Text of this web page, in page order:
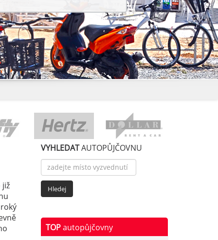
VYHLEDATAUTOPŮJČOVNU
TOPautopůjčovny